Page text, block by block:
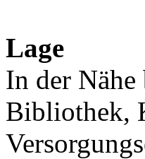
Lage
In der
Bibliothek,